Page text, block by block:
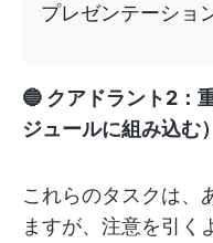
プレゼンテーショ
🔵 クアドラント2：
ジュールに組み込む）
これらのタスクは、
ますが、注意を引く